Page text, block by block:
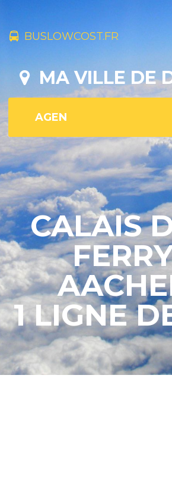
BUSLOWCOST.FR
MA VILLE DE
CALAIS
1 LIGNE